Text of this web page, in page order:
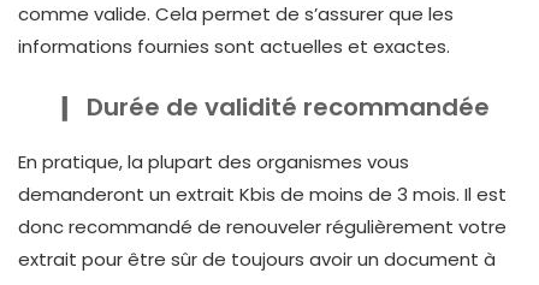
comme valide. Cela permet de s’assurer que les
informations fournies sont actuelles et exactes.
Durée de validité recommandée
En pratique, la plupart des organismes vous
demanderont un extrait Kbis de moins de 3 mois. Il est
donc recommandé de renouveler régulièrement votre
extrait pour être sûr de toujours avoir un document à